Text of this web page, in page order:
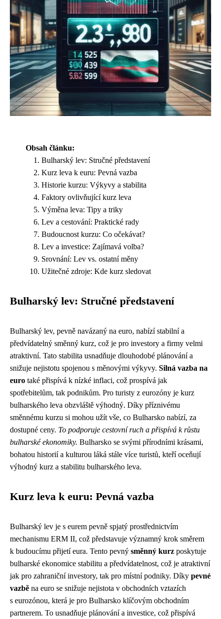
Obsah článku:
Bulharský lev: Stručné představení
Kurz leva k euru: Pevná vazba
Historie kurzu: Výkyvy a stabilita
Faktory ovlivňující kurz leva
Výměna leva: Tipy a triky
Lev a cestování: Praktické rady
Budoucnost kurzu: Co očekávat?
Lev a investice: Zajímavá volba?
Srovnání: Lev vs. ostatní měny
Užitečné zdroje: Kde kurz sledovat
Bulharský lev: Stručné představení
Bulharský lev, pevně navázaný na euro, nabízí stabilní a
předvídatelný směnný kurz, což je pro investory a firmy velmi
atraktivní. Tato stabilita usnadňuje dlouhodobé plánování a
snižuje nejistotu spojenou s měnovými výkyvy. Silná vazba na
euro také přispívá k nízké inflaci, což prospívá jak
spotřebitelům, tak podnikům. Pro turisty z eurozóny je kurz
bulharského leva obzvláště výhodný. Díky příznivému
směnnému kurzu si mohou užít vše, co Bulharsko nabízí, za
dostupné ceny. To podporuje cestovní ruch a přispívá k růstu
bulharské ekonomiky. Bulharsko se svými přírodními krásami,
bohatou historií a kulturou láká stále více turistů, kteří oceňují
výhodný kurz a stabilitu bulharského leva.
Kurz leva k euru: Pevná vazba
Bulharský lev je s eurem pevně spjatý prostřednictvím
mechanismu ERM II, což představuje významný krok směrem
k budoucímu přijetí eura. Tento pevný směnný kurz poskytuje
bulharské ekonomice stabilitu a předvídatelnost, což je atraktivní
jak pro zahraniční investory, tak pro místní podniky. Díky pevné
vazbě na euro se snižuje nejistota v obchodních vztazích
s eurozónou, která je pro Bulharsko klíčovým obchodním
partnerem. To usnadňuje plánování a investice, což přispívá